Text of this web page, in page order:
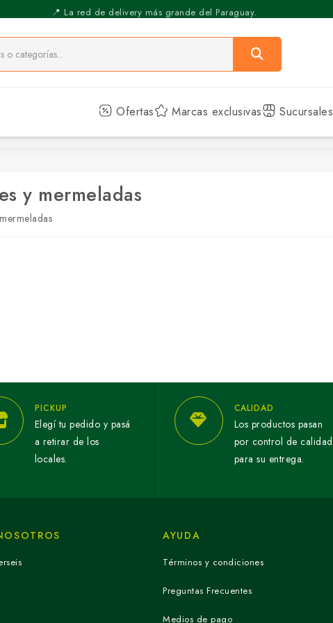
📍 La red de delivery más grande del Paraguay.
⚡️ Pickup Express - Retirás en 30 min.
Ofertas Marcas exclusivas Sucursales
y mermeladas
PICKUP
Elegí tu pedido y pasá
a retirar de los
locales.
CALIDAD
Los productos pasan
por control de calidad
para su entrega.
AYUDA
Términos y condiciones
Preguntas Frecuentes
Medios de pago